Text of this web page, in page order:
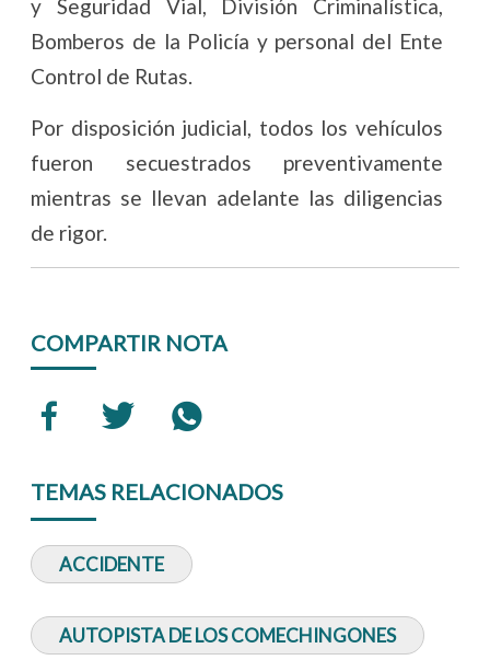
y Seguridad Vial, División Criminalística,
Bomberos de la Policía y personal del Ente
Control de Rutas.
Por disposición judicial, todos los vehículos
fueron secuestrados preventivamente
mientras se llevan adelante las diligencias
de rigor.
COMPARTIR NOTA
TEMAS RELACIONADOS
ACCIDENTE
AUTOPISTA DE LOS COMECHINGONES